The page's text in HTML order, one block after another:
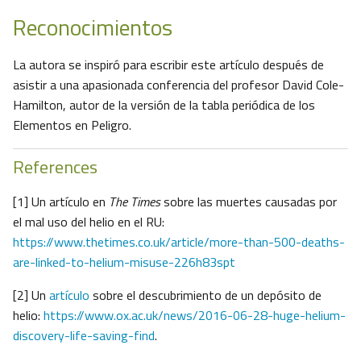
Reconocimientos
La autora se inspiró para escribir este artículo después de
asistir a una apasionada conferencia del profesor David Cole-
Hamilton, autor de la versión de la tabla periódica de los
Elementos en Peligro.
References
[1] Un artículo en The Timessobre las muertes causadas por
el mal uso del helio en el RU:
https://www.thetimes.co.uk/article/more-than-500-deaths-
are-linked-to-helium-misuse-226h83spt
[2] Un artículo sobre el descubrimiento de un depósito de
helio: https://www.ox.ac.uk/news/2016-06-28-huge-helium-
discovery-life-saving-find.